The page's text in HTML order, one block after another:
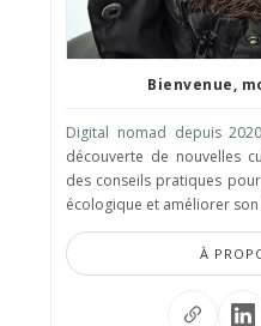
Bienvenue,
Digital nomad depuis 2020
découverte de nouvelles
des conseils pratiques
écologique et améliorer
À